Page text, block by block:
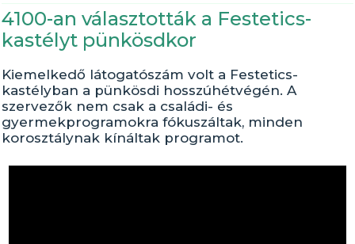
4100-an választották a Festetics-
kastélyt pünkösdkor
Kiemelkedő látogatószám volt a Festetics-
kastélyban a pünkösdi hosszúhétvégén. A
szervezők nem csak a családi- és
gyermekprogramokra fókuszáltak, minden
korosztálynak kínáltak programot.